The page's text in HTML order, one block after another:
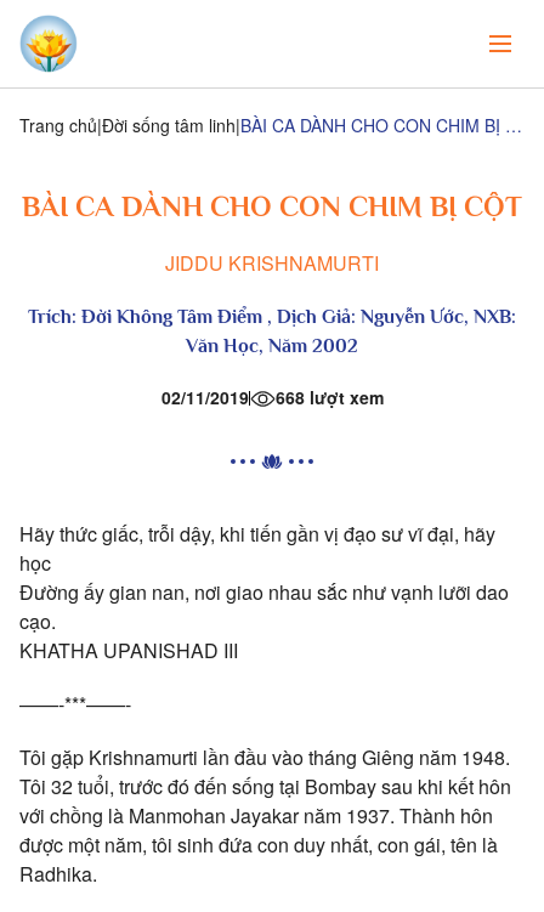
Trang chủ Đời sống tâm linh BÀI CA DÀNH CHO CON CHIM BỊ CỘT
BÀI CA DÀNH CHO CON CHIM BỊ CỘT
JIDDU KRISHNAMURTI
Trích: Đời Không Tâm Điểm , Dịch Giả: Nguyễn Ước, NXB:
Văn Học, Năm 2002
02/11/2019 668 lượt xem
Hãy thức giấc, trỗi dậy, khi tiến gần vị đạo sư vĩ đại, hãy
học
Đường ấy gian nan, nơi giao nhau sắc như vạnh lưỡi dao
cạo.
KHATHA UPANISHAD III
——-***——-
Tôi gặp Krishnamurti lần đầu vào tháng Giêng năm 1948.
Tôi 32 tuổi, trước đó đến sống tại Bombay sau khi kết hôn
với chồng là Manmohan Jayakar năm 1937. Thành hôn
được một năm, tôi sinh đứa con duy nhất, con gái, tên là
Radhika.